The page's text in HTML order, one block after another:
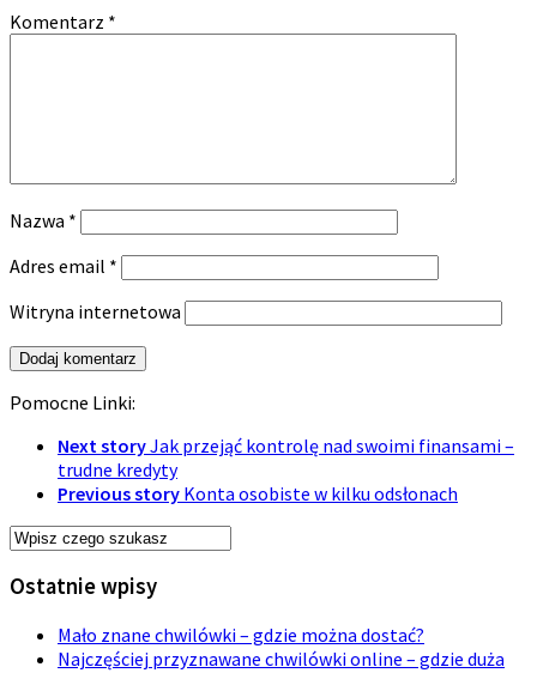
Komentarz *
Nazwa *
Adres email *
Witryna internetowa
Pomocne Linki:
Next storyJak przejąć kontrolę nad swoimi finansami –
trudne kredyty
Previous story Konta osobiste w kilku odsłonach
Ostatnie wpisy
Mało znane chwilówki – gdzie można dostać?
Najczęściej przyznawane chwilówki online – gdzie duża